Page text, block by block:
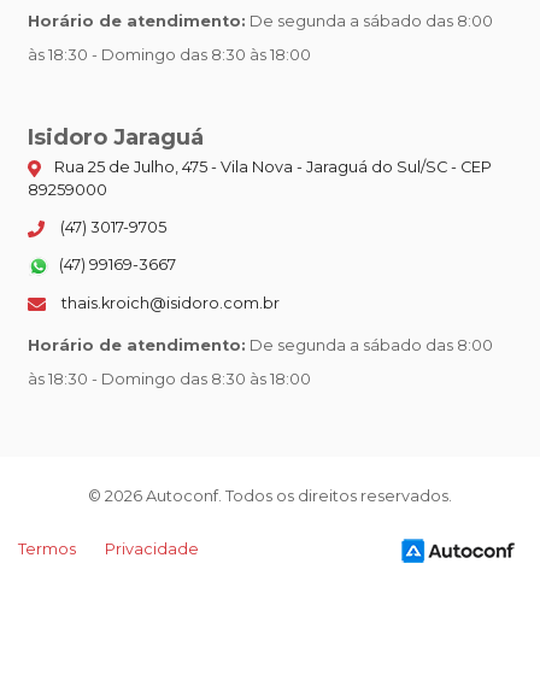
Horário de atendimento: De segunda a sábado das 8:00
às 18:30 - Domingo das 8:30 às 18:00
Isidoro Jaraguá
Rua 25 de Julho, 475 - Vila Nova - Jaraguá do Sul/SC - CEP
89259000
(47) 3017-9705
(47) 99169-3667
thais.kroich@isidoro.com.br
Horário de atendimento: De segunda a sábado das 8:00
às 18:30 - Domingo das 8:30 às 18:00
© 2026 Autoconf. Todos os direitos reservados.
Termos Privacidade